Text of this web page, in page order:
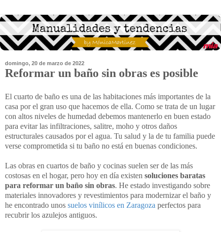
domingo, 20 de marzo de 2022
Reformar un baño sin obras es posible
El cuarto de baño es una de las habitaciones más importantes de la
casa por el gran uso que hacemos de ella. Como se trata de un lugar
con altos niveles de humedad debemos mantenerlo en buen estado
para evitar las infiltraciones, salitre, moho y otros daños
estructurales causados por el agua. Tu salud y la de tu familia puede
verse comprometida si tu baño no está en buenas condiciones.
Las obras en cuartos de baño y cocinas suelen ser de las más
costosas en el hogar, pero hoy en día existen soluciones baratas
para reformar un baño sin obras. He estado investigando sobre
materiales innovadores y revestimientos para modernizar el baño y
he encontrado unos suelos vinílicos en Zaragoza perfectos para
recubrir los azulejos antiguos.